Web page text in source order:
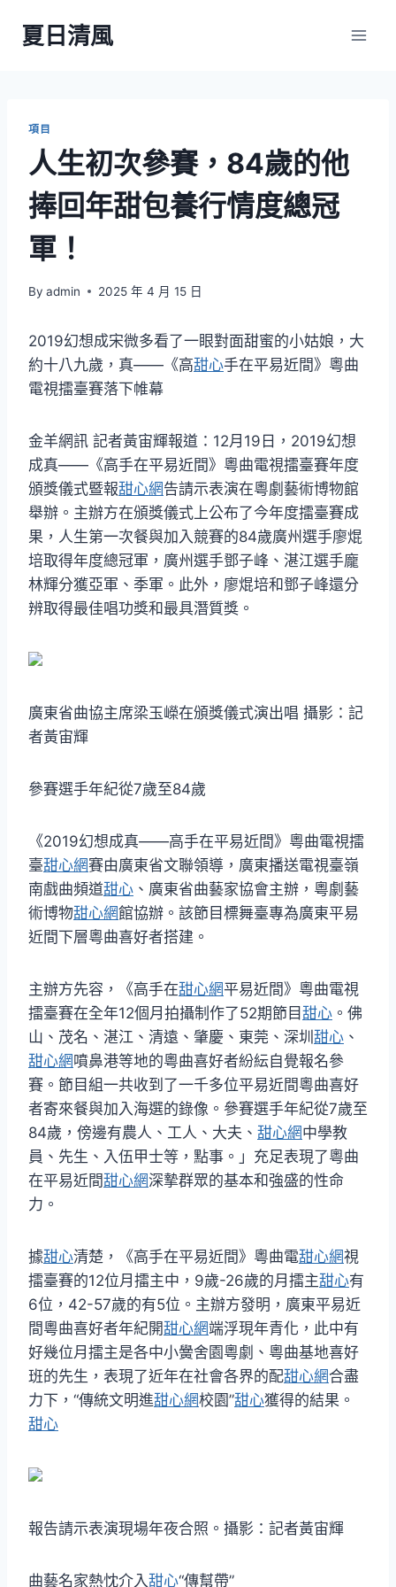
夏日清風
項目
人生初次參賽，84歲的他
捧回年甜包養行情度總冠
軍！
By admin 2025 年 4 月 15 日
2019幻想成宋微多看了一眼對面甜蜜的小姑娘，大
約十八九歲，真——《高甜心手在平易近間》粵曲
電視擂臺賽落下帷幕
金羊網訊 記者黃宙輝報道：12月19日，2019幻想
成真——《高手在平易近間》粵曲電視擂臺賽年度
頒獎儀式暨報甜心網告請示表演在粵劇藝術博物館
舉辦。主辦方在頒獎儀式上公布了今年度擂臺賽成
果，人生第一次餐與加入競賽的84歲廣州選手廖焜
培取得年度總冠軍，廣州選手鄧子峰、湛江選手龐
林輝分獲亞軍、季軍。此外，廖焜培和鄧子峰還分
辨取得最佳唱功獎和最具潛質獎。
廣東省曲協主席梁玉嶸在頒獎儀式演出唱 攝影：記
者黃宙輝
參賽選手年紀從7歲至84歲
《2019幻想成真——高手在平易近間》粵曲電視擂
臺甜心網賽由廣東省文聯領導，廣東播送電視臺嶺
南戲曲頻道甜心 、廣東省曲藝家協會主辦，粵劇藝
術博物甜心網館協辦。該節目標舞臺專為廣東平易
近間下層粵曲喜好者搭建。
主辦方先容，《高手在甜心網平易近間》粵曲電視
擂臺賽在全年12個月拍攝制作了52期節目 甜心 。佛
山、茂名、湛江、清遠、肇慶、東莞、深圳 甜心 、
甜心網噴鼻港等地的粵曲喜好者紛紜自覺報名參
賽。節目組一共收到了一千多位平易近間粵曲喜好
者寄來餐與加入海選的錄像。參賽選手年紀從7歲至
84歲，傍邊有農人、工人、大夫、 甜心網中學教
員、先生、入伍甲士等，點事。」充足表現了粵曲
在平易近間甜心網深摯群眾的基本和強盛的性命
力。
據甜心清楚，《高手在平易近間》粵曲電甜心網視
擂臺賽的12位月擂主中，9歲-26歲的月擂主甜心有
6位，42-57歲的有5位。主辦方發明，廣東平易近
間粵曲喜好者年紀開甜心網端浮現年青化，此中有
好幾位月擂主是各中小黌舍園粵劇、粵曲基地喜好
班的先生，表現了近年在社會各界的配甜心網合盡
力下，“傳統文明進甜心網校園”甜心獲得的結果。
甜心
報告請示表演現場年夜合照。攝影：記者黃宙輝
曲藝名家熱忱介入甜心“傳幫帶”